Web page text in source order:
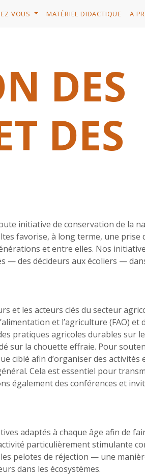
VOUS MATÉRIEL DIDACTIQUE A
DES
DES
initiative de conservation de la
favorise, à long terme, une prise
et entre elles. Nos
— des décideurs aux écoliers —
et les acteurs clés du secteur
et l’agriculture (FAO)
pratiques agricoles durables sur
sur la chouette effraie. Pour
ciblé afin d’organiser des activités
Cela est essentiel pour
également des conférences et
adaptés à chaque âge afin de
particulièrement stimulante
pelotes de réjection — une
dans les écosystèmes.